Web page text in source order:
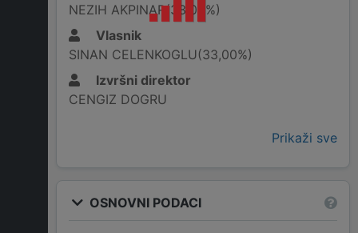
NEZIH AKPINAR(33,00%)
Vlasnik
SINAN CELENKOGLU(33,00%)
Izvršni direktor
CENGIZ DOGRU
Prikaži sve
OSNOVNI PODACI